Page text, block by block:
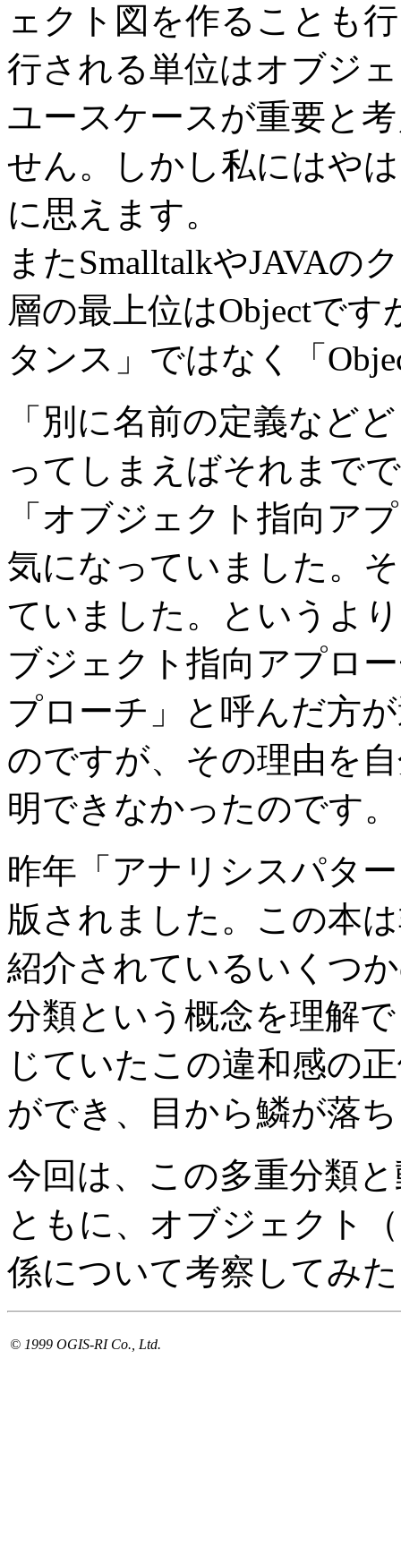
ェクト図を作ることも
行される単位はオブジ
ユースケースが重要と
せん。しかし私にはや
に思えます。
またSmalltalkやJAVAの
層の最上位はObjectで
タンス」ではなく「
「別に名前の定義など
ってしまえばそれまで
「オブジェクト指向ア
気になっていました。
ていました。というよ
ブジェクト指向アプロ
プローチ」と呼んだ方
のですが、その理由を
明できなかったのです。
昨年「アナリシスパタ
版されました。この本
紹介されているいくつ
分類という概念を理解
じていたこの違和感の
ができ、目から鱗が落
今回は、この多重分類
ともに、オブジェクト
係について考察してみ
© 1999 OGIS-RI Co., Ltd.